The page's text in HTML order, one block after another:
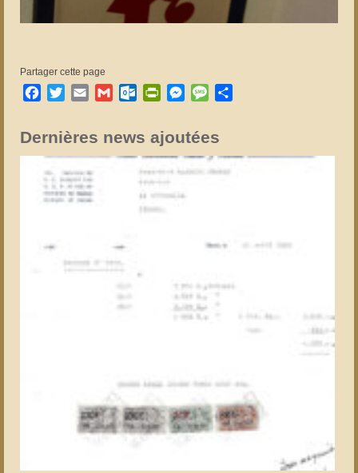
Partager cette page
Facebook
TwitterEmail GmailOutlook.com
PrintFriendly
Messenger
Message
Dernières news ajoutées